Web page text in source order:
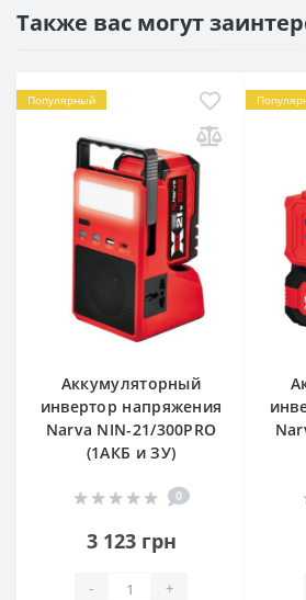
Также вас могут
Популярный
Аккумуляторный
инвертор напряжения
Narva NIN-21/300PRO
(1АКБ и ЗУ)
0
3 123 грн
- +